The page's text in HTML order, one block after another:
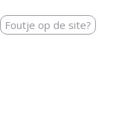
Foutje op de site?